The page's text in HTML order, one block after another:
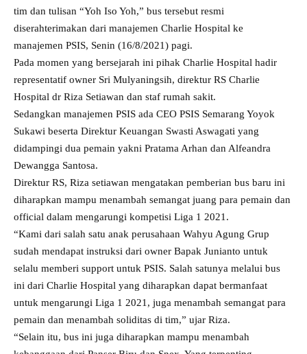
tim dan tulisan “Yoh Iso Yoh,” bus tersebut resmi
diserahterimakan dari manajemen Charlie Hospital ke
manajemen PSIS, Senin (16/8/2021) pagi.
Pada momen yang bersejarah ini pihak Charlie Hospital hadir
representatif owner Sri Mulyaningsih, direktur RS Charlie
Hospital dr Riza Setiawan dan staf rumah sakit.
Sedangkan manajemen PSIS ada CEO PSIS Semarang Yoyok
Sukawi beserta Direktur Keuangan Swasti Aswagati yang
didampingi dua pemain yakni Pratama Arhan dan Alfeandra
Dewangga Santosa.
Direktur RS, Riza setiawan mengatakan pemberian bus baru ini
diharapkan mampu menambah semangat juang para pemain dan
official dalam mengarungi kompetisi Liga 1 2021.
“Kami dari salah satu anak perusahaan Wahyu Agung Grup
sudah mendapat instruksi dari owner Bapak Junianto untuk
selalu memberi support untuk PSIS. Salah satunya melalui bus
ini dari Charlie Hospital yang diharapkan dapat bermanfaat
untuk mengarungi Liga 1 2021, juga menambah semangat para
pemain dan menambah soliditas di tim,” ujar Riza.
“Selain itu, bus ini juga diharapkan mampu menambah